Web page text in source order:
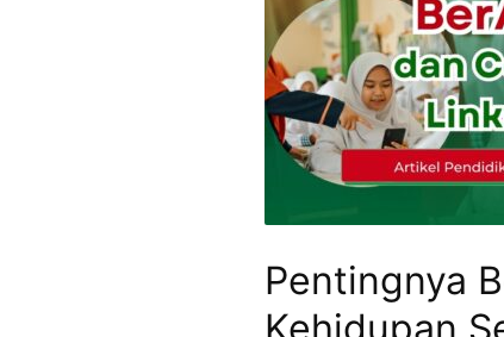
SMAIT
Mutiara
Hikmah
Pentingnya